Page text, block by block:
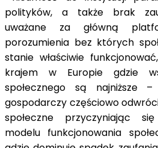
polityków, a także brak
uważane za główną
porozumienia bez których
stanie właściwie
krajem w Europie gdzie
społecznego są najniższe
gospodarczy częściowo
społeczne przyczyniając
modelu funkcjonowania